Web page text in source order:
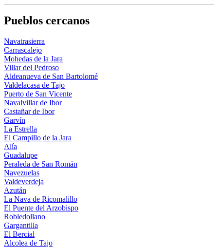
Pueblos cercanos
Navatrasierra
Carrascalejo
Mohedas de la Jara
Villar del Pedroso
Aldeanueva de San Bartolomé
Valdelacasa de Tajo
Puerto de San Vicente
Navalvillar de Ibor
Castañar de Ibor
Garvín
La Estrella
El Campillo de la Jara
Alía
Guadalupe
Peraleda de San Román
Navezuelas
Valdeverdeja
Azután
La Nava de Ricomalillo
El Puente del Arzobispo
Robledollano
Gargantilla
El Bercial
Alcolea de Tajo